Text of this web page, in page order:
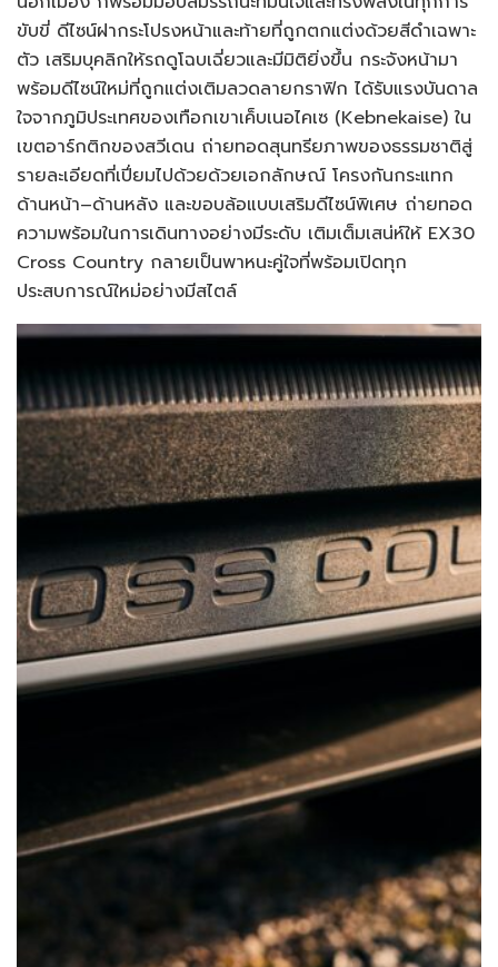
ขับขี่ ดีไซน์ฝากระโปรงหน้าและท้ายที่ถูกตกแต่งด้วยสีดำเฉพาะ
ตัว เสริมบุคลิกให้รถดูโฉบเฉี่ยวและมีมิติยิ่งขึ้น กระจังหน้ามา
พร้อมดีไซน์ใหม่ที่ถูกแต่งเติมลวดลายกราฟิก ได้รับแรงบันดาล
ใจจากภูมิประเทศของเทือกเขาเค็บเนอไคเซ (Kebnekaise) ใน
เขตอาร์กติกของสวีเดน ถ่ายทอดสุนทรียภาพของธรรมชาติสู่
รายละเอียดที่เปี่ยมไปด้วยด้วยเอกลักษณ์ โครงกันกระแทก
ด้านหน้า–ด้านหลัง และขอบล้อแบบเสริมดีไซน์พิเศษ ถ่ายทอด
ความพร้อมในการเดินทางอย่างมีระดับ เติมเต็มเสน่ห์ให้ EX30
Cross Country กลายเป็นพาหนะคู่ใจที่พร้อมเปิดทุก
ประสบการณ์ใหม่อย่างมีสไตล์